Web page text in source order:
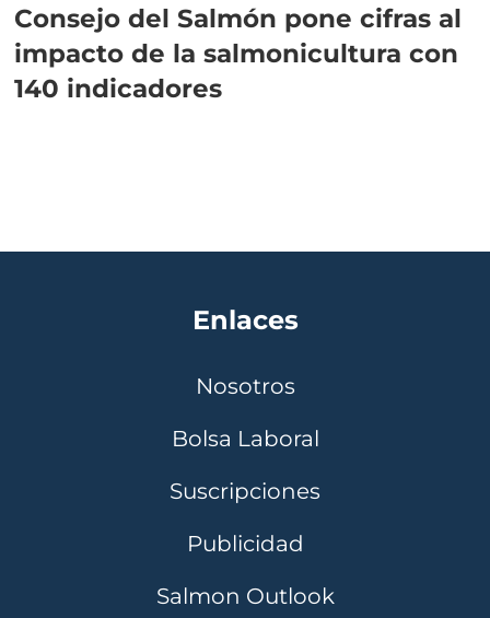
Consejo del Salmón pone cifras al
impacto de la salmonicultura con
140 indicadores
Enlaces
Nosotros
Bolsa Laboral
Suscripciones
Publicidad
Salmon Outlook